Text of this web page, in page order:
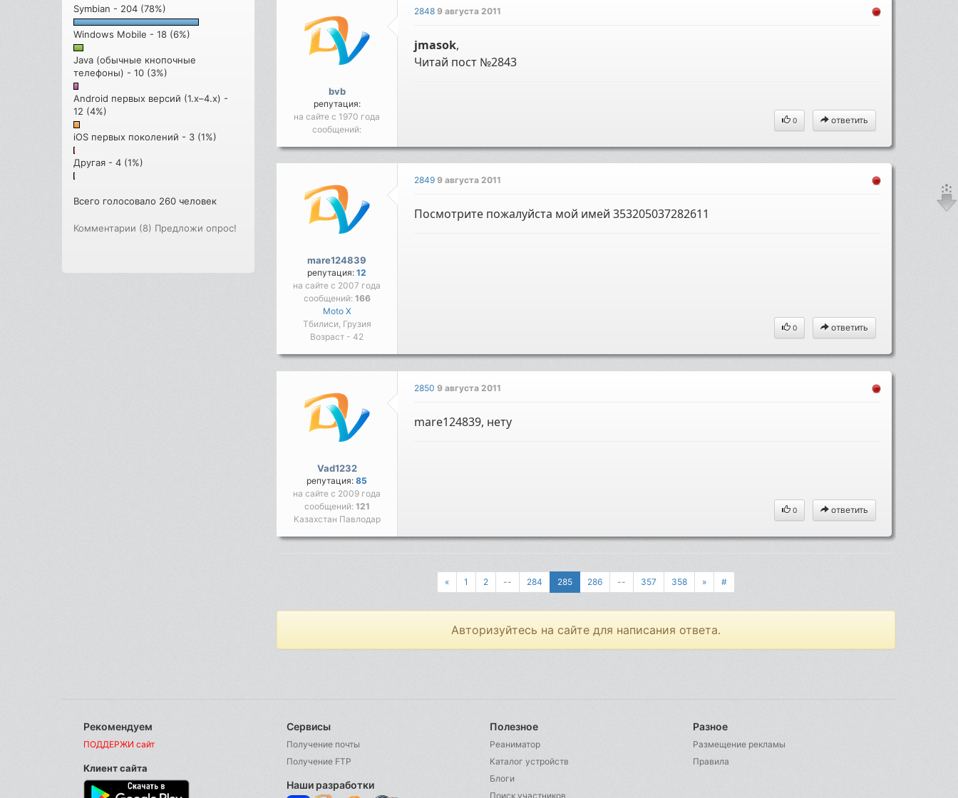
Symbian - 204 (78%)
Windows Mobile - 18 (6%)
Java (обычные кнопочные
телефоны) - 10 (3%)
Android первых версий (1.x–4.x) -
12 (4%)
iOS первых поколений - 3 (1%)
Другая - 4 (1%)
Всего голосовало 260 человек
Комментарии (8) Предложи опрос!
bvb
репутация:
на сайте с 1970 года
сообщений:
2848 9 августа 2011
jmasok,
Читай пост №2843
0 ответить
mare124839
репутация:12
на сайте с 2007 года
сообщений: 166
Moto X
Тбилиси, Грузия
Возраст - 42
2849 9 августа 2011
Посмотрите пожалуйста мой имей 353205037282611
0 ответить
Vad1232
репутация:85
на сайте с 2009 года
сообщений: 121
Казахстан Павлодар
2850 9 августа 2011
mare124839, нету
0 ответить
« 1 2 -- 284 285 286 -- 357 358 » #
Авторизуйтесь на сайте для написания ответа.
Рекомендуем
ПОДДЕРЖИ сайт
Клиент сайта
Сервисы
Получение почты
Получение FTP
Наши разработки
Полезное
Реаниматор
Каталог устройств
Блоги
Поиск участников
Разное
Размещение рекламы
Правила